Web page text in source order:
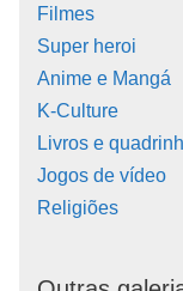
Filmes
Super heroi
Anime e Mangá
K-Culture
Livros e
Jogos de vídeo
Religiões